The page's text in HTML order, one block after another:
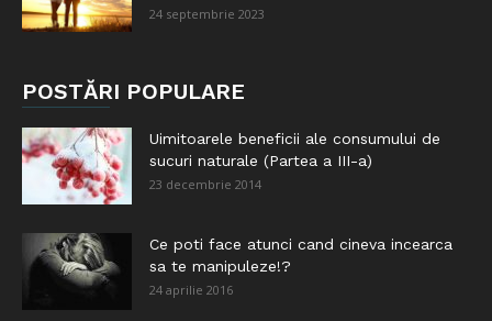
24 septembrie 2023
POSTĂRI POPULARE
Uimitoarele beneficii ale consumului de
sucuri naturale (Partea a III-a)
23 decembrie 2014
Ce poti face atunci cand cineva incearca
sa te manipuleze!?
24 aprilie 2016